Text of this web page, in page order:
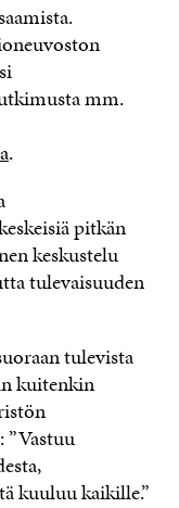
mm.
.
pitkän
keskustelu
tulevaisuuden
tulevista
kuitenkin
”Vastuu
kuuluu kaikille.”